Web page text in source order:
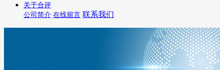
关于合评
公司简介 在线留言 联系我们